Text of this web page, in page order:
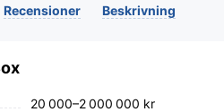
Recensioner Beskrivning
20 000–2 000 000 kr